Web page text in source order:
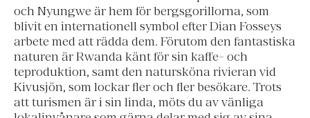
och Nyungwe är hem för bergsgorillorna, som
blivit en internationell symbol efter Dian Fosseys
arbete med att rädda dem. Förutom den fantastiska
naturen är Rwanda känt för sin kaffe- och
teproduktion, samt den natursköna rivieran vid
Kivusjön, som lockar fler och fler besökare. Trots
att turismen är i sin linda, möts du av vänliga